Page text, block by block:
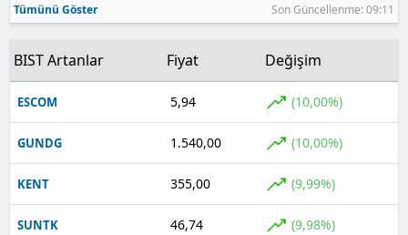
Tümünü Göster Son Güncellenme: 09:11
BIST Artanlar Fiyat Değişim
ESCOM 5,94 (10,00%)
GUNDG 1.540,00 (10,00%)
KENT 355,00 (9,99%)
SUNTK 46,74 (9,98%)